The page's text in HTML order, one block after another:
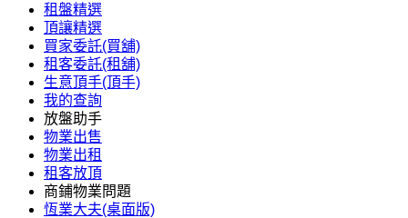
租盤精選
頂讓精選
買家委託(買舖)
租客委託(租舖)
生意頂手(頂手)
我的查詢
放盤助手
物業出售
物業出租
租客放頂
商鋪物業問題
恆業大夫(桌面版)